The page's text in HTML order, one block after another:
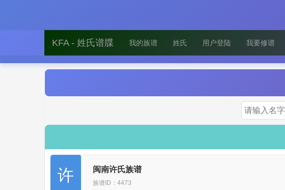
KFA - 姓氏谱牒 我的族谱 姓氏 用户登陆 我要修谱
许 闽南许氏族谱
族谱ID：4473